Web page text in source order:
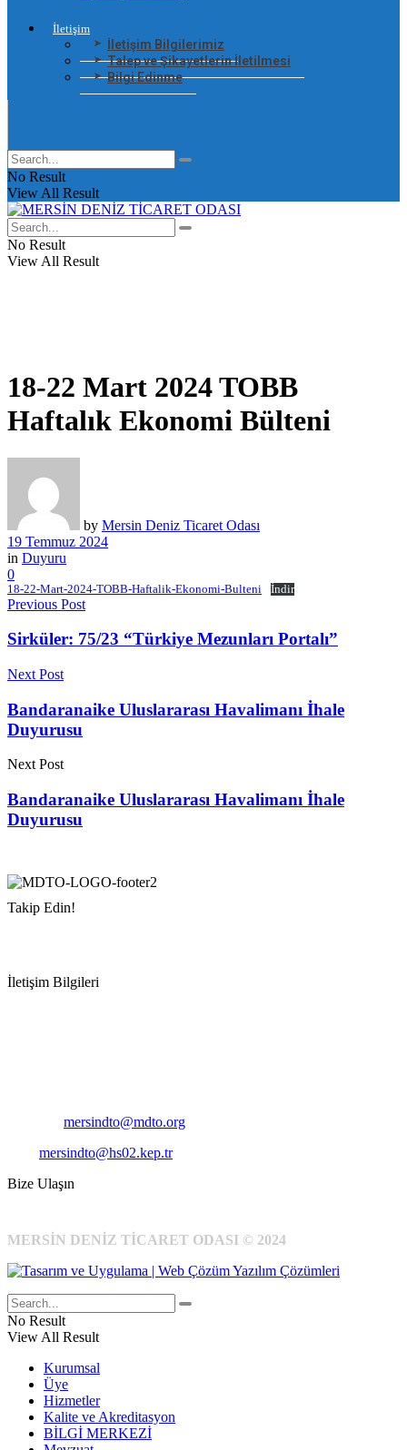
İletişim
İletişim Bilgilerimiz
Talep ve Şikayetlerin İletilmesi
Bilgi Edinme
No Result
View All Result
No Result
View All Result
18-22 Mart 2024 TOBB
Haftalık Ekonomi Bülteni
by Mersin Deniz Ticaret Odası
19 Temmuz 2024
in Duyuru
0
18-22-Mart-2024-TOBB-Haftalik-Ekonomi-Bulteni İndir
Previous Post
Sirküler: 75/23 “Türkiye Mezunları Portalı”
Next Post
Bandaranaike Uluslararası Havalimanı İhale
Duyurusu
Next Post
Bandaranaike Uluslararası Havalimanı İhale
Duyurusu
Takip Edin!
İletişim Bilgileri
mersindto@mdto.org
mersindto@hs02.kep.tr
Bize Ulaşın
MERSİN DENİZ TİCARET ODASI © 2024
No Result
View All Result
Kurumsal
Üye
Hizmetler
Kalite ve Akreditasyon
BİLGİ MERKEZİ